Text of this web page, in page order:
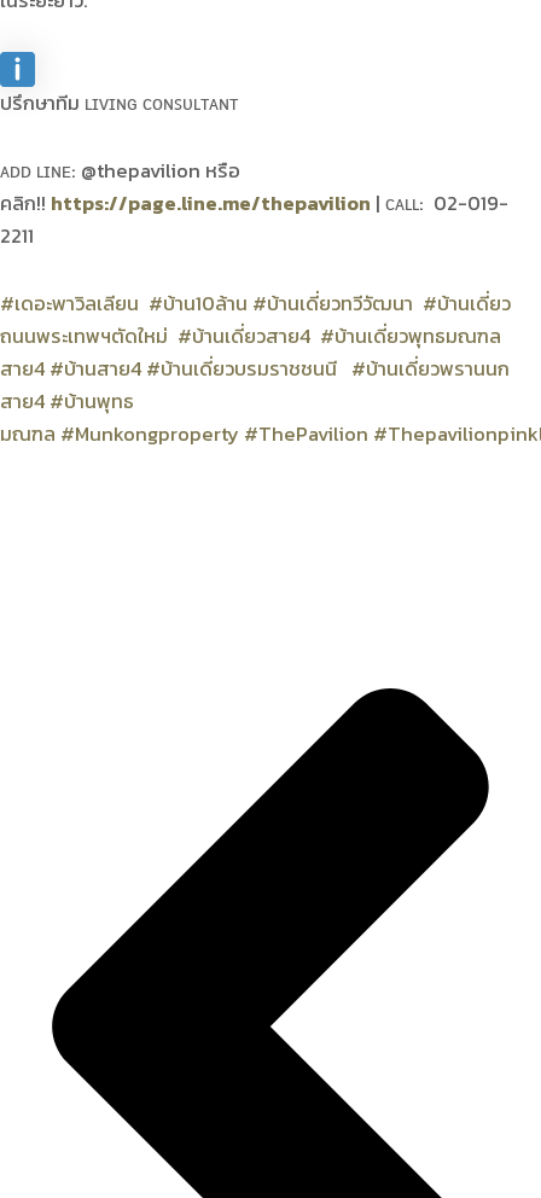
ปรึกษาทีม ʟɪᴠɪɴɢ ᴄᴏɴꜱᴜʟᴛᴀɴᴛ
ᴀᴅᴅ ʟɪɴᴇ: @thepavilion หรือ
คลิก!! https://page.line.me/thepavilion | ᴄᴀʟʟ: 02-019-
2211
#เดอะพาวิลเลียน #บ้าน10ล้าน #บ้านเดี่ยวทวีวัฒนา #บ้านเดี่ยว
ถนนพระเทพฯตัดใหม่ #บ้านเดี่ยวสาย4 #บ้านเดี่ยวพุทธมณฑล
สาย4 #บ้านสาย4 #บ้านเดี่ยวบรมราชชนนี #บ้านเดี่ยวพรานนก
สาย4 #บ้านพุทธ
มณฑล #Munkongproperty #ThePavilion